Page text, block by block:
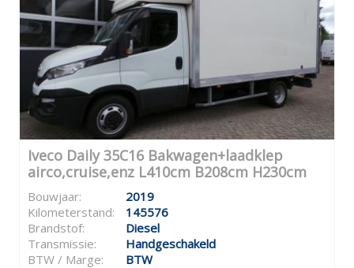
Iveco Daily 35C16 Bakwagen+laadklep
airco,cruise,enz L410cm B208cm H230cm
Bouwjaar:
2019
Kilometerstand:
145576
Brandstof:
Diesel
Transmissie:
Handgeschakeld
BTW / Marge:
BTW